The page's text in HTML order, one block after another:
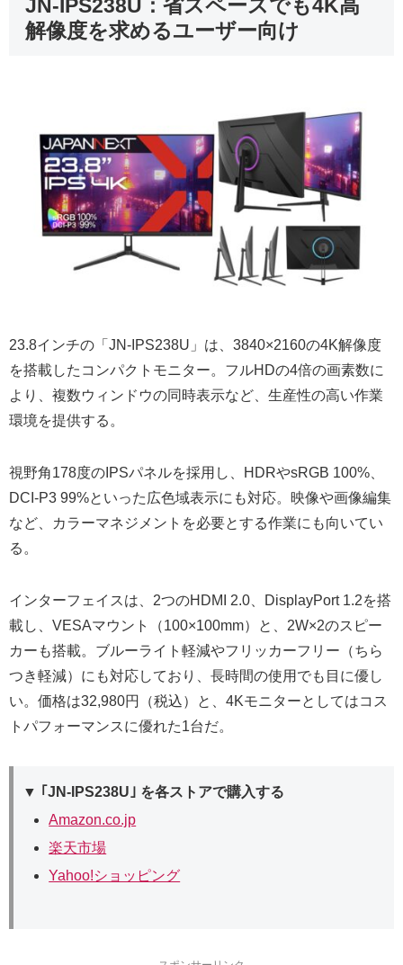
JN-IPS238U：省スペースでも4K高
解像度を求めるユーザー向け
23.8インチの「JN-IPS238U」は、3840×2160の4K解像度
を搭載したコンパクトモニター。フルHDの4倍の画素数に
より、複数ウィンドウの同時表示など、生産性の高い作業
環境を提供する。
視野角178度のIPSパネルを採用し、HDRやsRGB 100%、
DCI-P3 99%といった広色域表示にも対応。映像や画像編集
など、カラーマネジメントを必要とする作業にも向いてい
る。
インターフェイスは、2つのHDMI 2.0、DisplayPort 1.2を搭
載し、VESAマウント（100×100mm）と、2W×2のスピー
カーも搭載。ブルーライト軽減やフリッカーフリー（ちら
つき軽減）にも対応しており、長時間の使用でも目に優し
い。価格は32,980円（税込）と、4Kモニターとしてはコス
トパフォーマンスに優れた1台だ。
▼ ｢JN-IPS238U｣ を各ストアで購入する
Amazon.co.jp
楽天市場
Yahoo!ショッピング